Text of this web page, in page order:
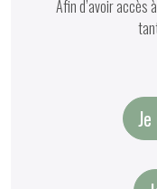
Afin d’avoir accès